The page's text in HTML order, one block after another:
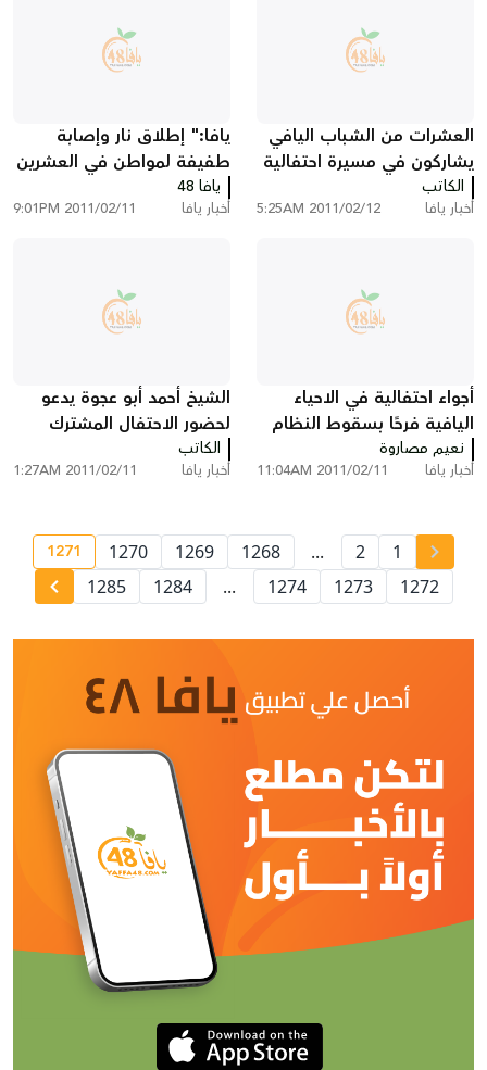
العشرات من الشباب اليافي
يشاركون في مسيرة احتفالية
في مدينة الناصرة
الكاتب
أخبار يافا 2011/02/12 5:25AM
يافا:" إطلاق نار وإصابة
طفيفة لمواطن في العشرين
من عمره"
يافا 48
أخبار يافا 2011/02/11 9:01PM
أجواء احتفالية في الاحياء
اليافية فرحًا بسقوط النظام
المصري
نعيم مصاروة
أخبار يافا 2011/02/11 11:04AM
الشيخ أحمد أبو عجوة يدعو
لحضور الاحتفال المشترك
بمناسبة المولد النبوي
الشريف في مسجد العجمي
الكاتب
أخبار يافا 2011/02/11 1:27AM
1
2
...
1268
1269
1270
number1271
1272
1273
1274
...
1284
1285